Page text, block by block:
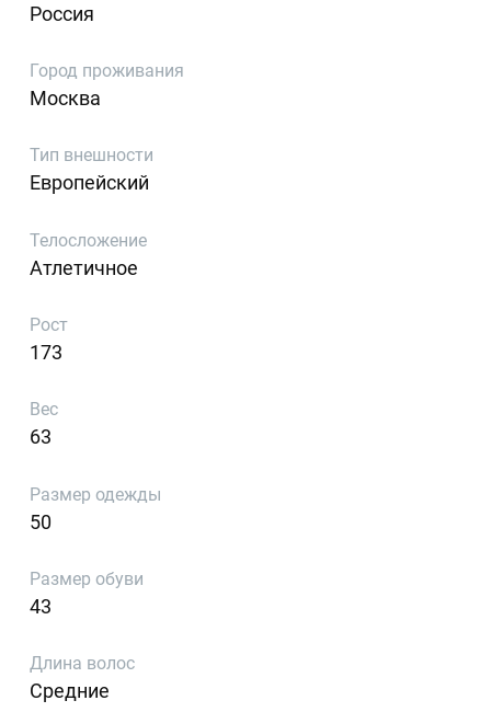
Россия
Город проживания
Москва
Тип внешности
Европейский
Телосложение
Атлетичное
Рост
173
Вес
63
Размер одежды
50
Размер обуви
43
Длина волос
Средние